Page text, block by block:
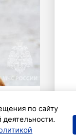
по сайту